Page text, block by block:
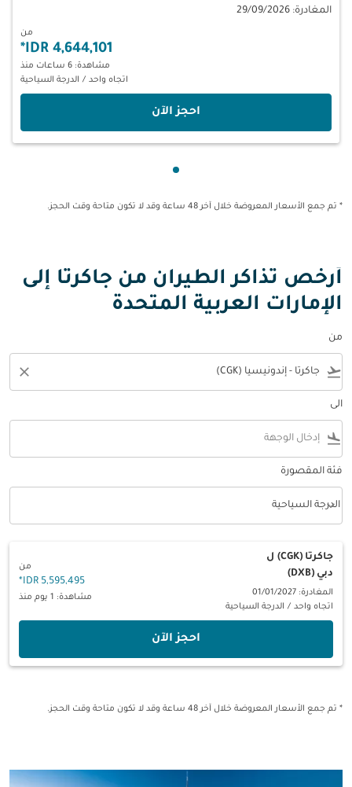
المغادرة: 29/09/2026
من
4,644,101 IDR
*
مشاهدة: 6 ساعات منذ
اتجاه واحد / الدرجة السياحية
‫احجز الآن‬
* تم جمع الأسعار المعروضة خلال آخر 48 ساعة وقد لا تكون متاحة وقت الحجز.
أرخص تذاكر الطيران من جاكرتا إلى
الإمارات العربية المتحدة
من
flight_takeoff
close
الى
flight_land
فئة المقصورة
فئة المقصورة option الدرجة السياحية Selected
الدرجة السياحية
keyboard_arrow_down
جاكرتا (CGK)
ل
دبي (DXB)
المغادرة: 01/01/2027
اتجاه واحد / الدرجة السياحية
من
5,595,495 IDR
*
مشاهدة: 1 يوم منذ
‫احجز الآن‬
* تم جمع الأسعار المعروضة خلال آخر 48 ساعة وقد لا تكون متاحة وقت الحجز.